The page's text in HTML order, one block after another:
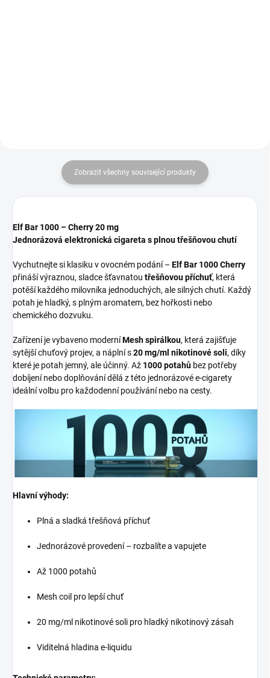
Zobrazit všechny související produkty
Elf Bar 1000 – Cherry 20 mg
Jednorázová elektronická cigareta s plnou třešňovou chutí
Vychutnejte si klasiku v ovocném podání – Elf Bar 1000 Cherry
přináší výraznou, sladce šťavnatou třešňovou příchuť, která
potěší každého milovníka jednoduchých, ale silných chutí. Každý
potah je hladký, s plným aromatem, bez hořkosti nebo
chemického dozvuku.
Zařízení je vybaveno moderníMesh spirálkou, která zajišťuje
sytější chuťový projev, a náplní s20 mg/ml nikotinové soli, díky
které je potah jemný, ale účinný. Až 1000 potahů bez potřeby
dobíjení nebo doplňování dělá z této jednorázové e-cigarety
ideální volbu pro každodenní používání nebo na cesty.
Hlavní výhody:
Plná a sladká třešňová příchuť
Jednorázové provedení – rozbalíte a vapujete
Až 1000 potahů
Mesh coil pro lepší chuť
20 mg/ml nikotinové soli pro hladký nikotinový zásah
Viditelná hladina e-liquidu